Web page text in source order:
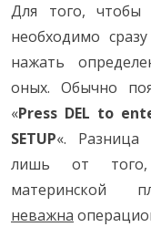
Для того,
необходимо
нажать
оных. Обычно
«Press DEL to
SETUP«. Разница
лишь от того,
материнской
неважна